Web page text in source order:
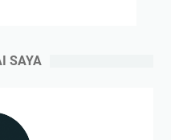
SAYA